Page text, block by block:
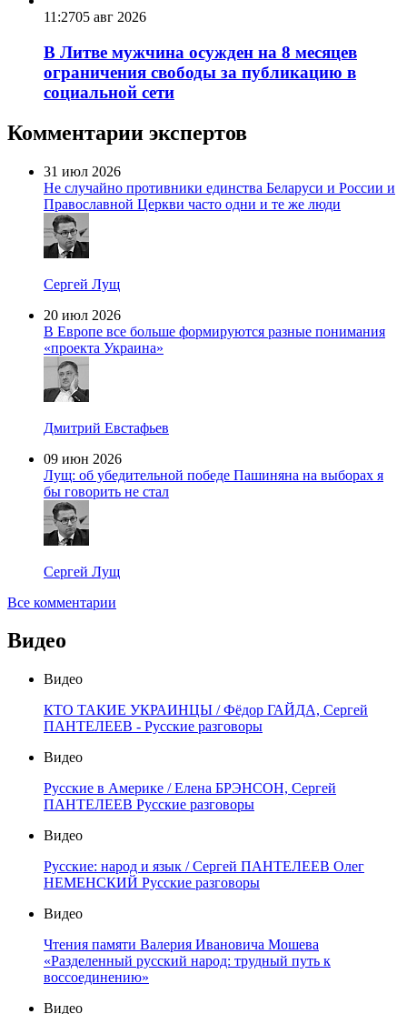
11:2705 авг 2026
В Литве мужчина осужден на 8 месяцев
ограничения свободы за публикацию в
социальной сети
Комментарии экспертов
31 июл 2026
Не случайно противники единства Беларуси и России и
Православной Церкви часто одни и те же люди
Сергей Лущ
20 июл 2026
В Европе все больше формируются разные понимания
«проекта Украина»
Дмитрий Евстафьев
09 июн 2026
Лущ: об убедительной победе Пашиняна на выборах я
бы говорить не стал
Сергей Лущ
Все комментарии
Видео
Видео
КТО ТАКИЕ УКРАИНЦЫ / Фёдор ГАЙДА, Сергей
ПАНТЕЛЕЕВ - Русские разговоры
Видео
Русские в Америке / Елена БРЭНСОН, Сергей
ПАНТЕЛЕЕВ Русские разговоры
Видео
Русские: народ и язык / Сергей ПАНТЕЛЕЕВ Олег
НЕМЕНСКИЙ Русские разговоры
Видео
Чтения памяти Валерия Ивановича Мошева
«Разделенный русский народ: трудный путь к
воссоединению»
Видео